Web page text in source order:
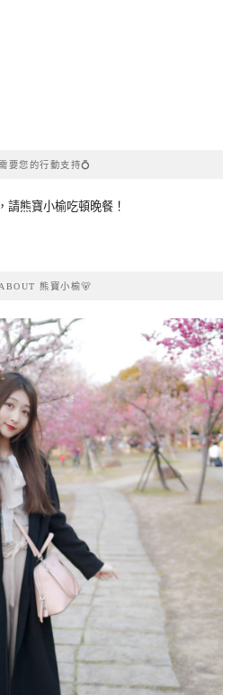
要您的行動支持💍
請熊寶小榆吃頓晚餐！
熊寶小榆🐻